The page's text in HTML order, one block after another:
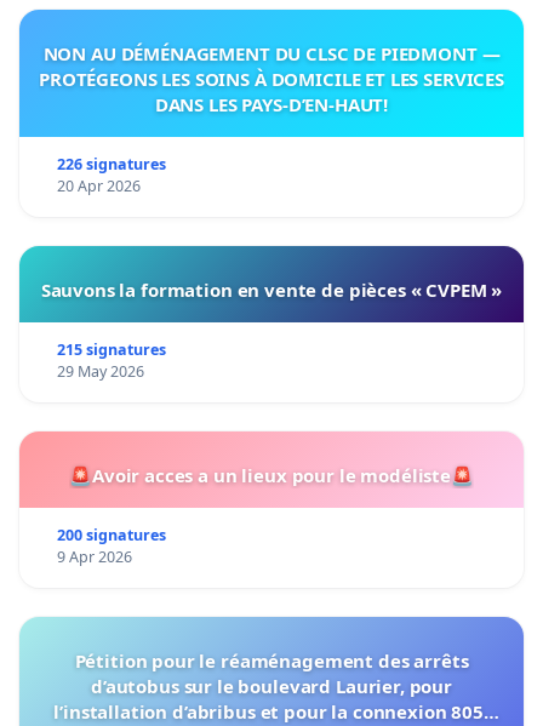
NON AU DÉMÉNAGEMENT DU CLSC DE PIEDMONT —
PROTÉGEONS LES SOINS À DOMICILE ET LES SERVICES
DANS LES PAYS-D’EN-HAUT!
226 signatures
20 Apr 2026
Sauvons la formation en vente de pièces « CVPEM »
215 signatures
29 May 2026
🚨Avoir acces a un lieux pour le modéliste🚨
200 signatures
9 Apr 2026
Pétition pour le réaménagement des arrêts
d’autobus sur le boulevard Laurier, pour
l’installation d’abribus et pour la connexion 805-